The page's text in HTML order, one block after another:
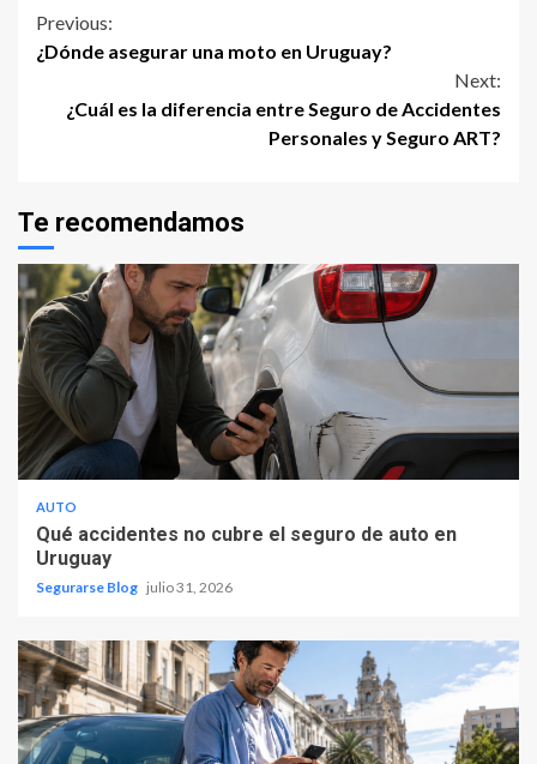
Continue
Reading
Previous:
¿Dónde asegurar una moto en Uruguay?
Next:
¿Cuál es la diferencia entre Seguro de Accidentes
Personales y Seguro ART?
Te recomendamos
AUTO
Qué accidentes no cubre el seguro de auto en
Uruguay
Segurarse Blog julio 31, 2026